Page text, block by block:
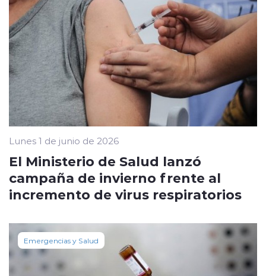
Lunes 1 de junio de 2026
El Ministerio de Salud lanzó
campaña de invierno frente al
incremento de virus respiratorios
Emergencias y Salud